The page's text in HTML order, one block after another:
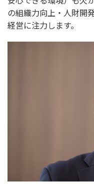
の組織力向上・人財開
経営に注力します。